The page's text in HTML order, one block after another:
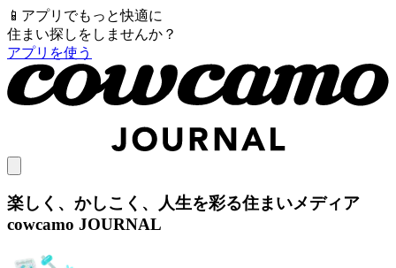
📱 アプリでもっと快適に
住まい探しをしませんか？
アプリを使う
楽しく、かしこく、人生を彩る住まいメディア
cowcamo JOURNAL